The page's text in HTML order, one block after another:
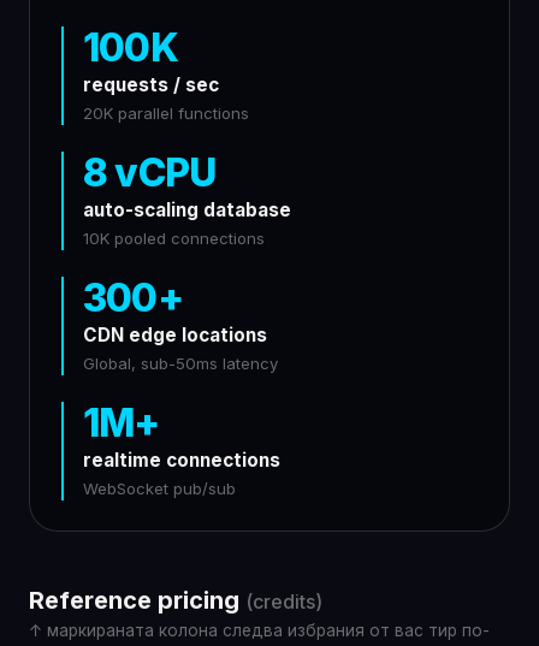
100K
requests / sec
20K parallel functions
8 vCPU
auto-scaling database
10K pooled connections
300+
CDN edge locations
Global, sub-50ms latency
1M+
realtime connections
WebSocket pub/sub
Reference pricing (credits)
↑ маркираната колона следва избрания от вас тир по-